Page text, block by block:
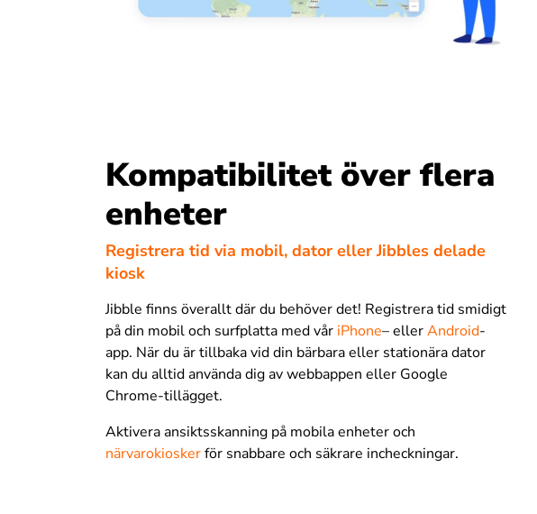
Kompatibilitet över flera
enheter
Registrera tid via mobil, dator eller Jibbles delade
kiosk
Jibble finns överallt där du behöver det! Registrera tid smidigt
på din mobil och surfplatta med vår iPhone– ellerAndroid-
app. När du är tillbaka vid din bärbara eller stationära dator
kan du alltid använda dig av webbappen eller Google
Chrome-tillägget.
Aktivera ansiktsskanning på mobila enheter och
närvarokioskerför snabbare och säkrare incheckningar.